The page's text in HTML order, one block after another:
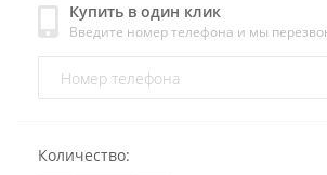
Купить в один клик
Введите номер телефона и мы
Количество: